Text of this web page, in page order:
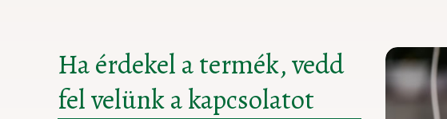
Ha érdekel a termék, vedd
fel velünk a kapcsolatot